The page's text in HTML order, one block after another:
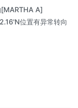
A]
位置有异常转向